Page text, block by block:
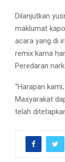
Dilanjutkan
maklumat
acara yang di
remix karna
Peredaran
“Harapan
Masyarakat
telah